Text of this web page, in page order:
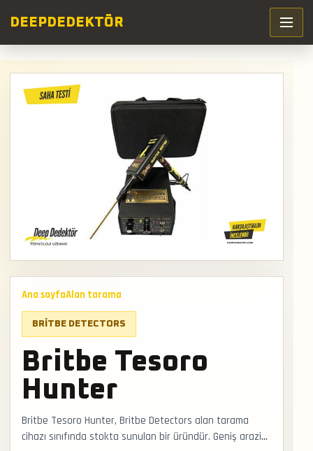
DEEP DEDEKTÖR
Ana sayfaAlan tarama
BRITBE DETECTORS
Britbe Tesoro
Hunter
Britbe Tesoro Hunter, Britbe Detectors alan tarama
cihazı sınıfında stokta sunulan bir üründür. Geniş arazi